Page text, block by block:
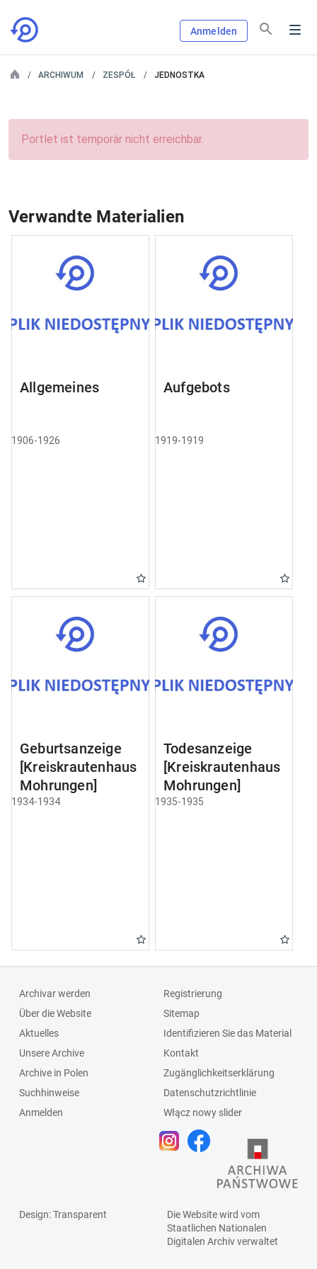
Anmelden
ARCHIWUM ZESPÓŁ JEDNOSTKA
Portlet ist temporär nicht erreichbar.
Verwandte Materialien
Allgemeines
1906-1926
Aufgebots
1919-1919
Geburtsanzeige
[Kreiskrautenhaus
Mohrungen]
1934-1934
Todesanzeige
[Kreiskrautenhaus
Mohrungen]
1935-1935
Archivar werden
Über die Website
Aktuelles
Unsere Archive
Archive in Polen
Suchhinweise
Anmelden
Registrierung
Sitemap
Identifizieren Sie das Material
Kontakt
Zugänglichkeitserklärung
Datenschutzrichtlinie
Włącz nowy slider
Design: Transparent
Die Website wird vom
Staatlichen Nationalen
Digitalen Archivverwaltet